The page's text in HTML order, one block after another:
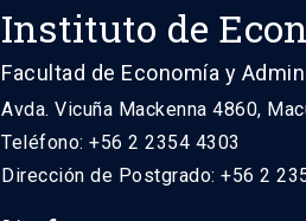
Instituto de
Facultad de Economía y
Avda. Vicuña Mackenna 4860,
Teléfono: +56 2 2354 4303
Dirección de Postgrado: +56 2